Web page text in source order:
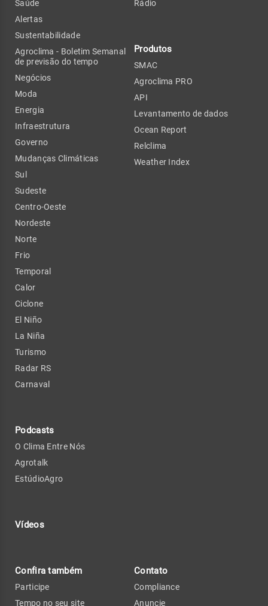
Saúde
Alertas
Sustentabilidade
Agroclima - Boletim Semanal
de previsão do tempo
Negócios
Moda
Energia
Infraestrutura
Governo
Mudanças Climáticas
Sul
Sudeste
Centro-Oeste
Nordeste
Norte
Frio
Temporal
Calor
Ciclone
El Niño
La Niña
Turismo
Radar RS
Carnaval
Podcasts
O Clima Entre Nós
Agrotalk
EstúdioAgro
Vídeos
Rádio
Produtos
SMAC
Agroclima PRO
API
Levantamento de dados
Ocean Report
Relclima
Weather Index
Confira também
Participe
Tempo no seu site
Contato
Compliance
Anuncie